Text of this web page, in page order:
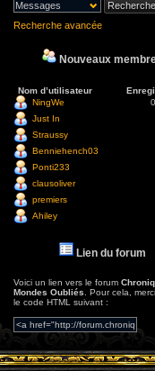
Recherche avancée
Nouveaux
Nom d’utilisateur
NingWe
Just In
Straussy
Benniehench03
Ponti233
clausoliver
premiers
Ahiley
Lien du forum
Voici un lien vers le forum
Mondes Oubliés . Pour cela,
le code HTML suivant :